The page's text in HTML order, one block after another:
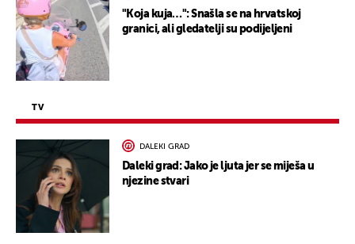
"Koja kuja…": Snašla se na hrvatskoj
granici, ali gledatelji su podijeljeni
TV
DALEKI GRAD
Daleki grad: Jako je ljuta jer se miješa u
njezine stvari